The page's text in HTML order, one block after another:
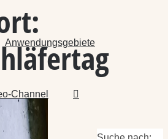
Anwendungsgebiete
Channel